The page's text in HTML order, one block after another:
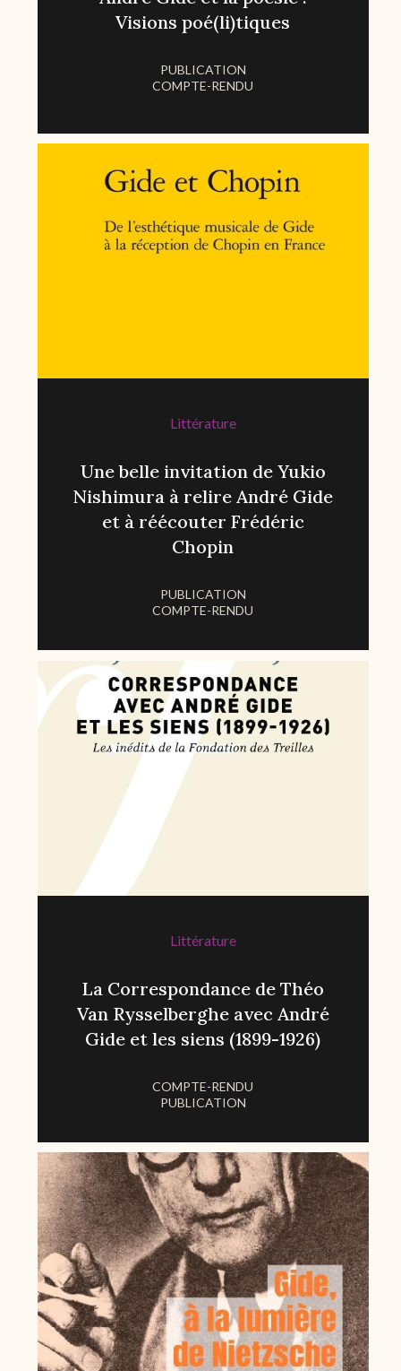
Visions poé(li)tiques
PUBLICATION
COMPTE-RENDU
Littérature
Une belle invitation de Yukio
Nishimura à relire André Gide
et à réécouter Frédéric
Chopin
PUBLICATION
COMPTE-RENDU
Littérature
La Correspondance de Théo
Van Rysselberghe avec André
Gide et les siens (1899-1926)
COMPTE-RENDU
PUBLICATION